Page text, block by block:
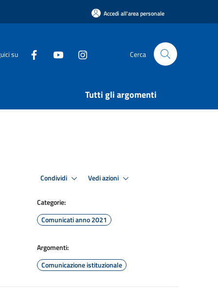
Accedi all'area personale
su Cerca
Tutti gli argomenti
Condividi Vedi azioni
Categorie:
Comunicati anno 2021
Argomenti:
Comunicazione istituzionale